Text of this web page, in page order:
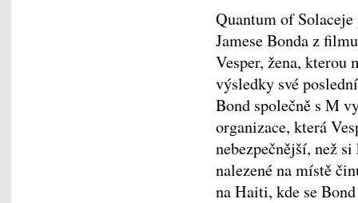
Quantum of
Jamese Bonda z
Vesper, žena, kterou
výsledky své
Bond společně s M
organizace, která
nebezpečnější, než
nalezené na místě
na Haiti, kde se